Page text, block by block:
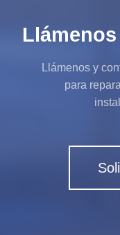
Llámenos y
para